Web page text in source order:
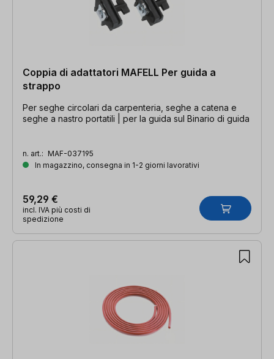
Coppia di adattatori MAFELL Per guida a
strappo
Per seghe circolari da carpenteria, seghe a catena e
seghe a nastro portatili | per la guida sul Binario di guida
n. art.: MAF-037195
In magazzino, consegna in 1-2 giorni lavorativi
59,29 €
incl. IVA più costi di
spedizione